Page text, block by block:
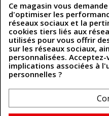
Politique des cookies
Contactez-nous
Coordonnées
493 Chemin de Catougnac
81300 Graulhet
contact@cuirenstock.com
Ce magasin vous
d'optimiser les
réseaux sociaux et la
cookies tiers liés aux
utilisés pour vous offrir
sur les réseaux sociaux,
personnalisées.
implications associées à
personnelles ?